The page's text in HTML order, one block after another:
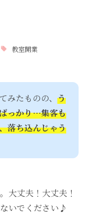
教室開業
みたものの、 う
っかり…集客も
落ち込んじゃう
大丈夫！大丈夫！
いでください♪